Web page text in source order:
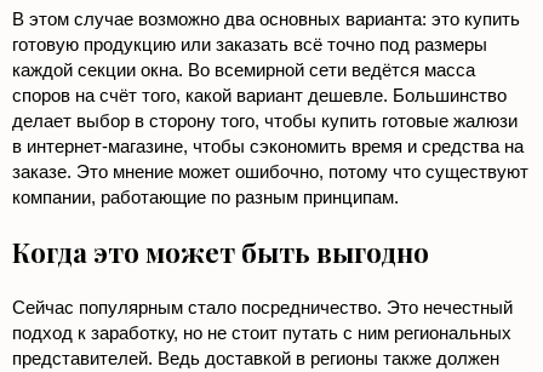
В этом случае возможно два основных варианта: это купить
готовую продукцию или заказать всё точно под размеры
каждой секции окна. Во всемирной сети ведётся масса
споров на счёт того, какой вариант дешевле. Большинство
делает выбор в сторону того, чтобы купить готовые жалюзи
в интернет-магазине, чтобы сэкономить время и средства на
заказе. Это мнение может ошибочно, потому что существуют
компании, работающие по разным принципам.
Когда это может быть выгодно
Сейчас популярным стало посредничество. Это нечестный
подход к заработку, но не стоит путать с ним региональных
представителей. Ведь доставкой в регионы также должен